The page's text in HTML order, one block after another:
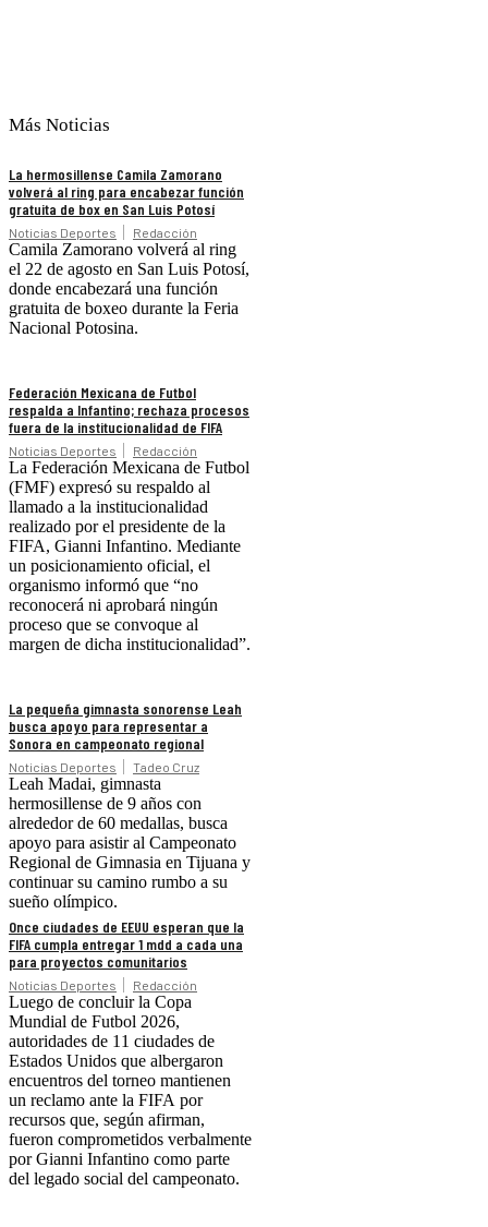
Más Noticias
La hermosillense Camila Zamorano
volverá al ring para encabezar función
gratuita de box en San Luis Potosí
Noticias Deportes Redacción
Camila Zamorano volverá al ring
el 22 de agosto en San Luis Potosí,
donde encabezará una función
gratuita de boxeo durante la Feria
Nacional Potosina.
Federación Mexicana de Futbol
respalda a Infantino; rechaza procesos
fuera de la institucionalidad de FIFA
Noticias Deportes Redacción
La Federación Mexicana de Futbol
(FMF) expresó su respaldo al
llamado a la institucionalidad
realizado por el presidente de la
FIFA, Gianni Infantino. Mediante
un posicionamiento oficial, el
organismo informó que “no
reconocerá ni aprobará ningún
proceso que se convoque al
margen de dicha institucionalidad”.
La pequeña gimnasta sonorense Leah
busca apoyo para representar a
Sonora en campeonato regional
Noticias Deportes Tadeo Cruz
Leah Madai, gimnasta
hermosillense de 9 años con
alrededor de 60 medallas, busca
apoyo para asistir al Campeonato
Regional de Gimnasia en Tijuana y
continuar su camino rumbo a su
sueño olímpico.
Once ciudades de EEUU esperan que la
FIFA cumpla entregar 1 mdd a cada una
para proyectos comunitarios
Noticias Deportes Redacción
Luego de concluir la Copa
Mundial de Futbol 2026,
autoridades de 11 ciudades de
Estados Unidos que albergaron
encuentros del torneo mantienen
un reclamo ante la FIFA por
recursos que, según afirman,
fueron comprometidos verbalmente
por Gianni Infantino como parte
del legado social del campeonato.